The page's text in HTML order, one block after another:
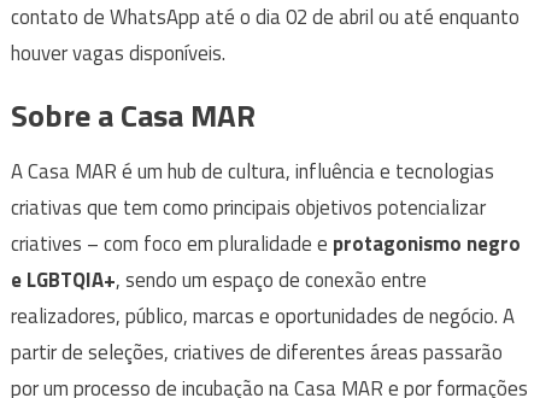
contato de WhatsApp até o dia 02 de abril ou até enquanto
houver vagas disponíveis.
Sobre a Casa MAR
A Casa MAR é um hub de cultura, influência e tecnologias
criativas que tem como principais objetivos potencializar
criatives – com foco em pluralidade e protagonismo negro
e LGBTQIA+, sendo um espaço de conexão entre
realizadores, público, marcas e oportunidades de negócio. A
partir de seleções, criatives de diferentes áreas passarão
por um processo de incubação na Casa MAR e por formações